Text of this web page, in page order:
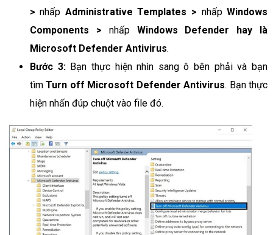
>nhấp Administrative Templates > nhấpWindows
Components > nhấpWindows Defender hay là
Microsoft Defender Antivirus.
Bước 3:Bạn thực hiện nhìn sang ô bên phải và bạn
tìmTurn off Microsoft Defender Antivirus. Bạn thực
hiện nhấn đúp chuột vào file đó.